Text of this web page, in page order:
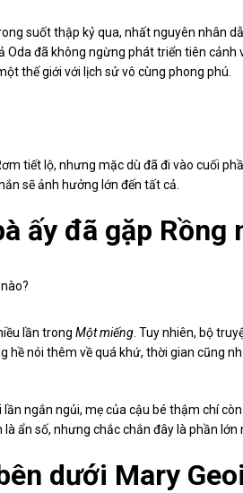
suốt thập kỷ qua, nhất nguyên nhân
Oda đã không ngừng phát triển tiên cảnh
thế giới với lịch sử vô cùng phong phú.
tiết lộ, nhưng mặc dù đã đi vào cuối
sẽ ảnh hưởng lớn đến tất cả.
ấy đã gặp Rồng
lần trong Một miếng . Tuy nhiên, bộ
hề nói thêm về quá khứ, thời gian cũng
ngắn ngủi, mẹ của cậu bé thậm chí
ẩn số, nhưng chắc chắn đây là phần
dưới Mary